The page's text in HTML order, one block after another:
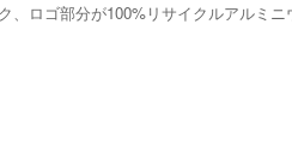
ロゴ部分が100%リサイクルアルミニ